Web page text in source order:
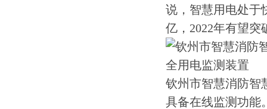
说，智慧用电处于
亿，2022年有望突
钦州市智慧消防智
具备在线监测功能